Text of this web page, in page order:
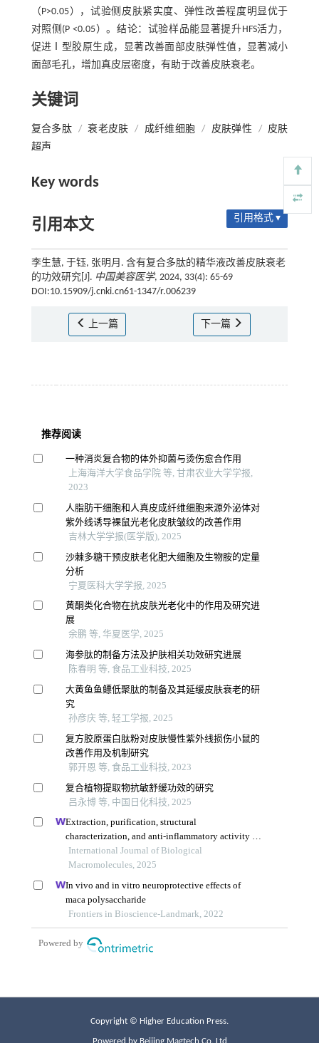
（P>0.05），试验侧皮肤紧实度、弹性改善程度明显优于
对照侧(P <0.05）。结论：试验样品能显著提升HFS活力，
促进Ⅰ型胶原生成，显著改善面部皮肤弹性值，显著减小
面部毛孔，增加真皮层密度，有助于改善皮肤衰老。
关键词
复合多肽 / 衰老皮肤 / 成纤维细胞 / 皮肤弹性 / 皮肤
超声
Key words
引用本文 引用格式 ▾
李生慧, 于钰, 张明月. 含有复合多肽的精华液改善皮肤衰老
的功效研究[J]. 中国美容医学, 2024, 33(4): 65-69
DOI:10.15909/j.cnki.cn61-1347/r.006239
上一篇 下一篇
Copyright © Higher Education Press.